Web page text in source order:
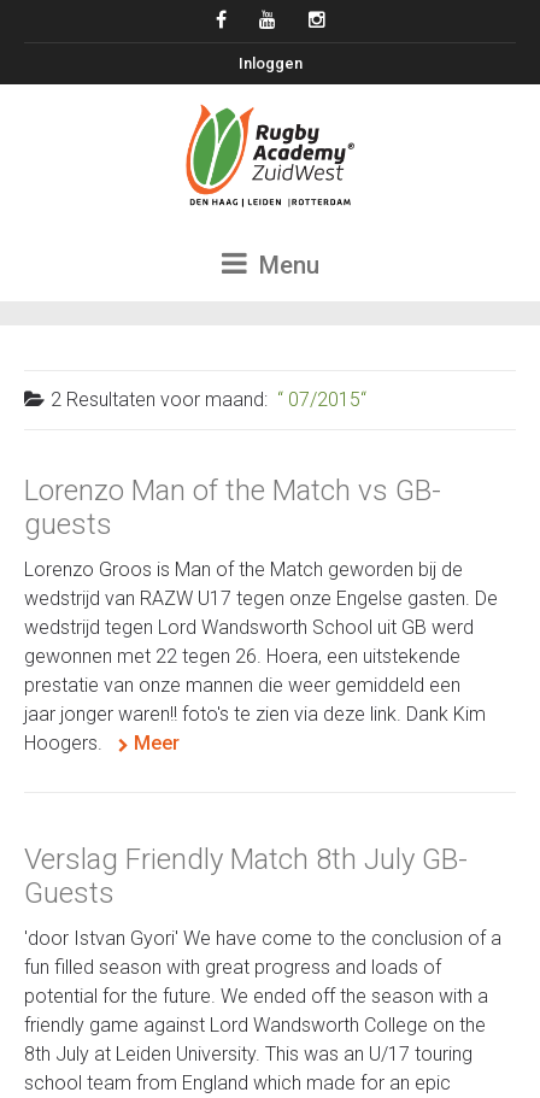
Inloggen
Menu
2 Resultaten voor maand: 07/2015
Lorenzo Man of the Match vs GB-
guests
Lorenzo Groos is Man of the Match geworden bij de
wedstrijd van RAZW U17 tegen onze Engelse gasten. De
wedstrijd tegen Lord Wandsworth School uit GB werd
gewonnen met 22 tegen 26. Hoera, een uitstekende
prestatie van onze mannen die weer gemiddeld een
jaar jonger waren!! foto's te zien via deze link. Dank Kim
Hoogers.
Meer
Verslag Friendly Match 8th July GB-
Guests
'door Istvan Gyori' We have come to the conclusion of a
fun filled season with great progress and loads of
potential for the future. We ended off the season with a
friendly game against Lord Wandsworth College on the
8th July at Leiden University. This was an U/17 touring
school team from England which made for an epic